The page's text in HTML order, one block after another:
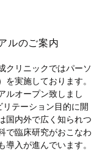
ルのご案内
クリニックではパーソ
実施しております。
ルオープン致しまし
テーション目的に開
国内外で広く知られつ
で臨床研究がおこなわ
入が進んでいます。